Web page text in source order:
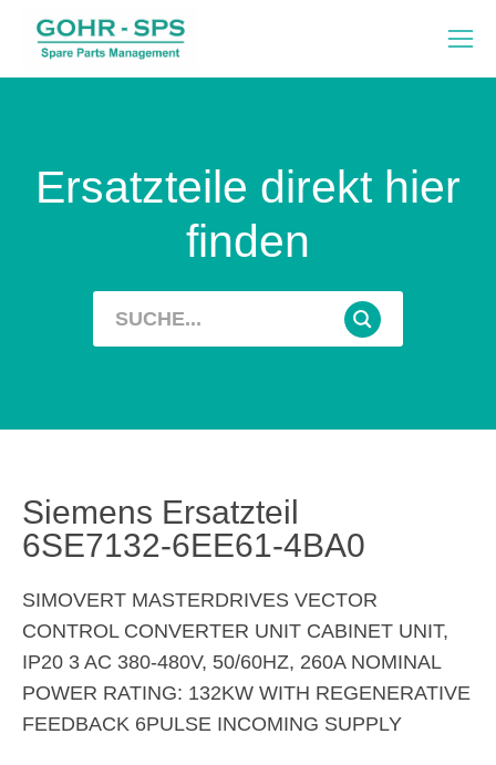
Ersatzteile direkt hier
finden
Siemens Ersatzteil
6SE7132-6EE61-4BA0
SIMOVERT MASTERDRIVES VECTOR
CONTROL CONVERTER UNIT CABINET UNIT,
IP20 3 AC 380-480V, 50/60HZ, 260A NOMINAL
POWER RATING: 132KW WITH REGENERATIVE
FEEDBACK 6PULSE INCOMING SUPPLY